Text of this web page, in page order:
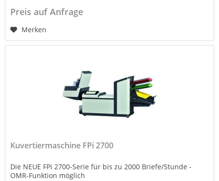
Preis auf Anfrage
Merken
Kuvertiermaschine FPi 2700
Die NEUE FPi 2700-Serie für bis zu 2000 Briefe/Stunde -
OMR-Funktion möglich